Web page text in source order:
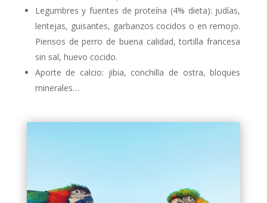
Legumbres y fuentes de proteína (4% dieta): judías,
lentejas, guisantes, garbanzos cocidos o en remojo.
Piensos de perro de buena calidad, tortilla francesa
sin sal, huevo cocido.
Aporte de calcio: jibia, conchilla de ostra, bloques
minerales…